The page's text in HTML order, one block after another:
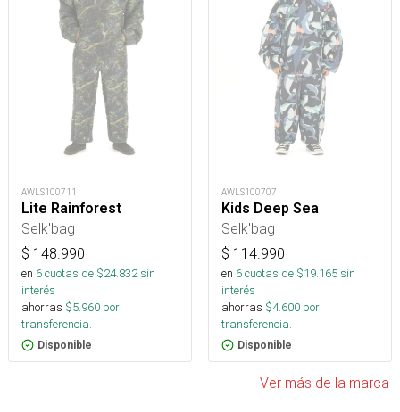
AWLS100711
Lite Rainforest
Selk'bag
$ 148.990
en 6cuotas de $24.832sin
interés
ahorras $5.960 por
transferencia.
Disponible
AWLS100707
Kids Deep Sea
Selk'bag
$ 114.990
en 6cuotas de $19.165sin
interés
ahorras $4.600 por
transferencia.
Disponible
Ver más de la marca